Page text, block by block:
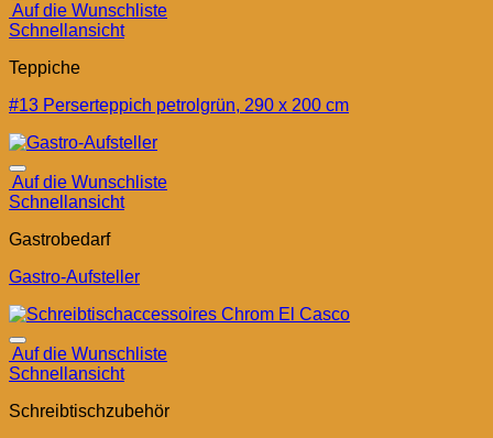
Auf die Wunschliste
Schnellansicht
Teppiche
#13 Perserteppich petrolgrün, 290 x 200 cm
Auf die Wunschliste
Schnellansicht
Gastrobedarf
Gastro-Aufsteller
Auf die Wunschliste
Schnellansicht
Schreibtischzubehör